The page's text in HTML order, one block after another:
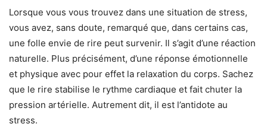
Lorsque vous vous trouvez dans une situation de stress,
vous avez, sans doute, remarqué que, dans certains cas,
une folle envie de rire peut survenir. Il s’agit d’une réaction
naturelle. Plus précisément, d’une réponse émotionnelle
et physique avec pour effet la relaxation du corps. Sachez
que le rire stabilise le rythme cardiaque et fait chuter la
pression artérielle. Autrement dit, il est l’antidote au
stress.